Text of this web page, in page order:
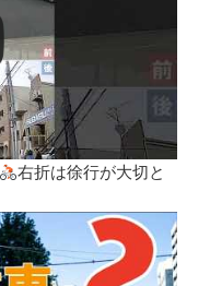
右折は徐行が大切と